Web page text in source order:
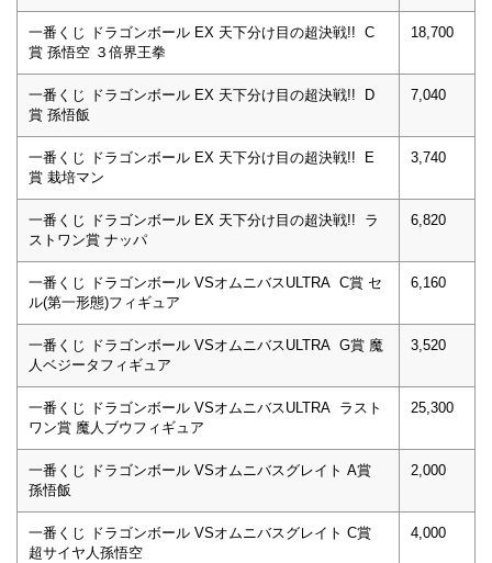
一番くじ ドラゴンボール EX 天下分け目の超決戦!! C
賞 孫悟空 ３倍界王拳
18,700
一番くじ ドラゴンボール EX 天下分け目の超決戦!! D
賞 孫悟飯
7,040
一番くじ ドラゴンボール EX 天下分け目の超決戦!! E
賞 栽培マン
3,740
一番くじ ドラゴンボール EX 天下分け目の超決戦!! ラ
ストワン賞 ナッパ
6,820
一番くじ ドラゴンボール VSオムニバスULTRA C賞 セ
ル(第一形態)フィギュア
6,160
一番くじ ドラゴンボール VSオムニバスULTRA G賞 魔
人ベジータフィギュア
3,520
一番くじ ドラゴンボール VSオムニバスULTRA ラスト
ワン賞 魔人ブウフィギュア
25,300
一番くじ ドラゴンボール VSオムニバスグレイト A賞
孫悟飯
2,000
一番くじ ドラゴンボール VSオムニバスグレイト C賞
超サイヤ人孫悟空
4,000